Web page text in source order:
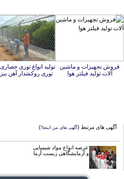
فروش تجهیزات و ماشین
آلات تولید فیلتر هوا
تولید انواع توری
توری روکشدار آهن
آگهی های مرتبط (آگهی های من اینجا!)
عرضه انواع مواد شیمیایی
و آزمایشگاهی زیست آزما